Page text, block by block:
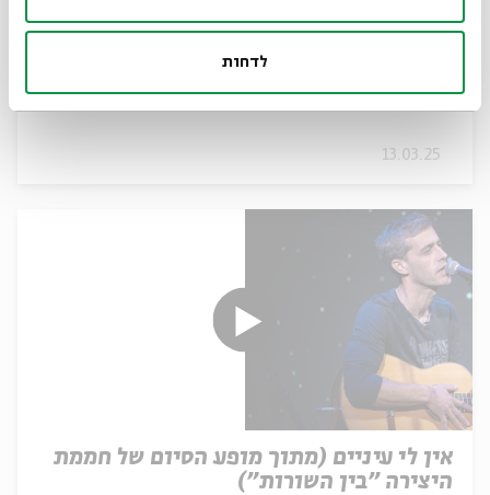
לדחות
טירונות (מתוך מופע הסיום של חממת
עם: דנה בצלאל
13.03.25
אין לי עיניים (מתוך מופע הסיום של חממת
היצירה "בין השורות")